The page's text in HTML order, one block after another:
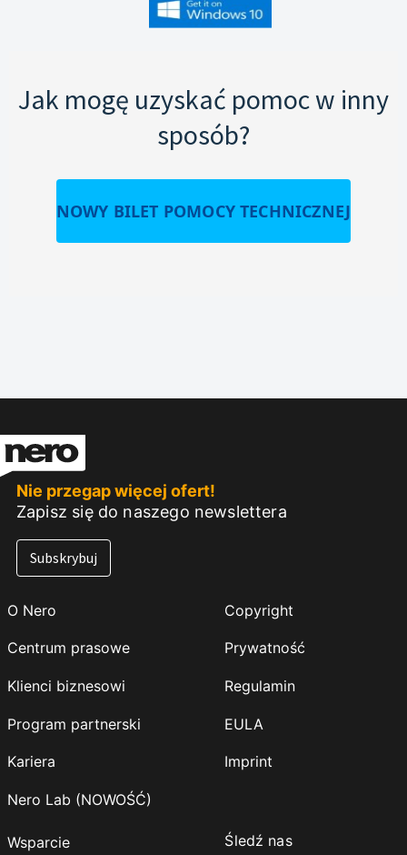
Jak mogę uzyskać pomoc w inny
sposób?
NOWY BILET POMOCY TECHNICZNEJ
Nie przegap więcej ofert!
Zapisz się do naszego newslettera
Subskrybuj
O Nero
Centrum prasowe
Klienci biznesowi
Program partnerski
Kariera
Nero Lab (NOWOŚĆ)
Copyright
Prywatność
Regulamin
EULA
Imprint
Wsparcie Śledź nas